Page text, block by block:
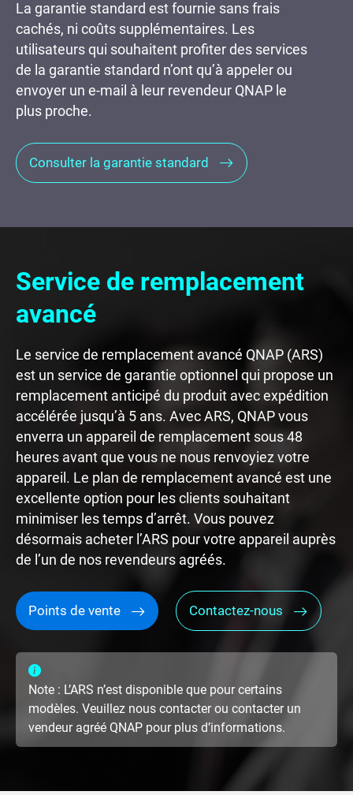
La garantie standard est fournie sans frais
cachés, ni coûts supplémentaires. Les
utilisateurs qui souhaitent profiter des services
de la garantie standard n’ont qu’à appeler ou
envoyer un e-mail à leur revendeur QNAP le
plus proche.
Consulter la garantie standard
Service de remplacement
avancé
Le service de remplacement avancé QNAP (ARS)
est un service de garantie optionnel qui propose un
remplacement anticipé du produit avec expédition
accélérée jusqu’à 5 ans. Avec ARS, QNAP vous
enverra un appareil de remplacement sous 48
heures avant que vous ne nous renvoyiez votre
appareil. Le plan de remplacement avancé est une
excellente option pour les clients souhaitant
minimiser les temps d’arrêt. Vous pouvez
désormais acheter l’ARS pour votre appareil auprès
de l’un de nos revendeurs agréés.
Points de vente Contactez-nous
Note : L’ARS n’est disponible que pour certains
modèles. Veuillez nous contacter ou contacter un
vendeur agréé QNAP pour plus d’informations.